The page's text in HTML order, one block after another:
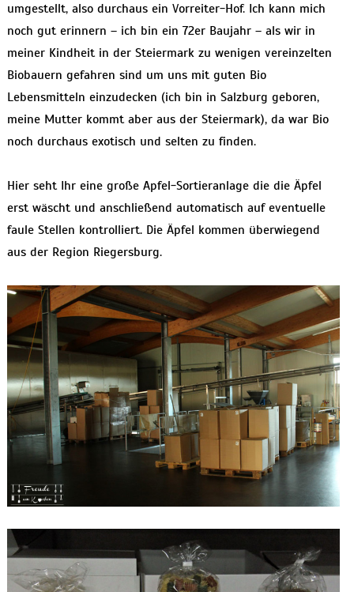
umgestellt, also durchaus ein Vorreiter-Hof. Ich kann mich
noch gut erinnern – ich bin ein 72er Baujahr – als wir in
meiner Kindheit in der Steiermark zu wenigen vereinzelten
Biobauern gefahren sind um uns mit guten Bio
Lebensmitteln einzudecken (ich bin in Salzburg geboren,
meine Mutter kommt aber aus der Steiermark), da war Bio
noch durchaus exotisch und selten zu finden.
Hier seht Ihr eine große Apfel-Sortieranlage die die Äpfel
erst wäscht und anschließend automatisch auf eventuelle
faule Stellen kontrolliert. Die Äpfel kommen überwiegend
aus der Region Riegersburg.